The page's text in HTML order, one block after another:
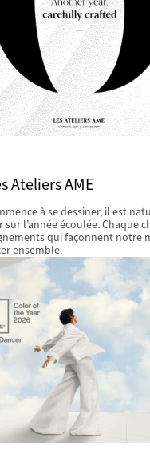
Ateliers AME
à se dessiner, il est
sur l’année écoulée. Chaque
qui façonnent notre
ensemble.